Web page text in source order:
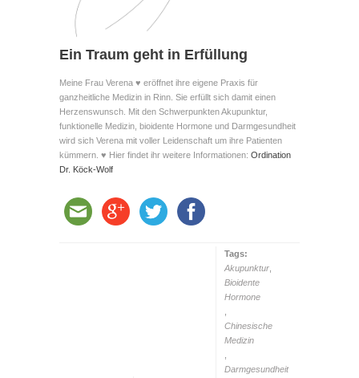
Ein Traum geht in Erfüllung
Meine Frau Verena ♥ eröffnet ihre eigene Praxis für
ganzheitliche Medizin in Rinn. Sie erfüllt sich damit einen
Herzenswunsch. Mit den Schwerpunkten Akupunktur,
funktionelle Medizin, bioidente Hormone und Darmgesundheit
wird sich Verena mit voller Leidenschaft um ihre Patienten
kümmern. ♥ Hier findet ihr weitere Informationen: Ordination
Dr. Köck-Wolf
Tags:
Akupunktur,
Bioidente
Hormone
,
Chinesische
Medizin
,
Darmgesundheit